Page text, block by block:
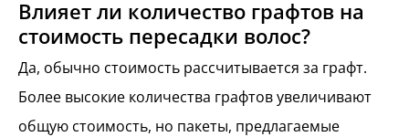
Влияет ли количество графтов на
стоимость пересадки волос?
Да, обычно стоимость рассчитывается за графт.
Более высокие количества графтов увеличивают
общую стоимость, но пакеты, предлагаемые